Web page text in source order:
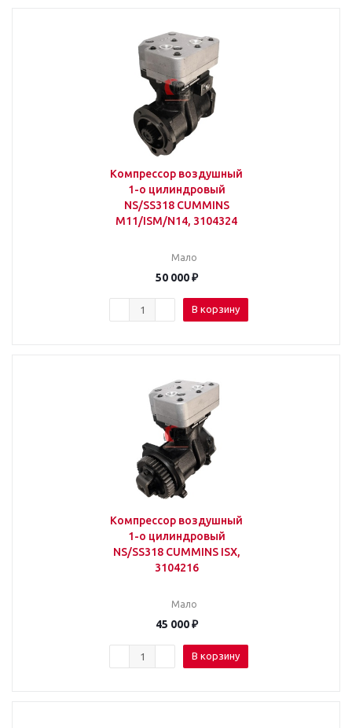
Компрессор воздушный
1-о цилиндровый
NS/SS318 CUMMINS
M11/ISM/N14, 3104324
Мало
50 000₽
В корзину
Компрессор воздушный
1-о цилиндровый
NS/SS318 CUMMINS ISX,
3104216
Мало
45 000₽
В корзину